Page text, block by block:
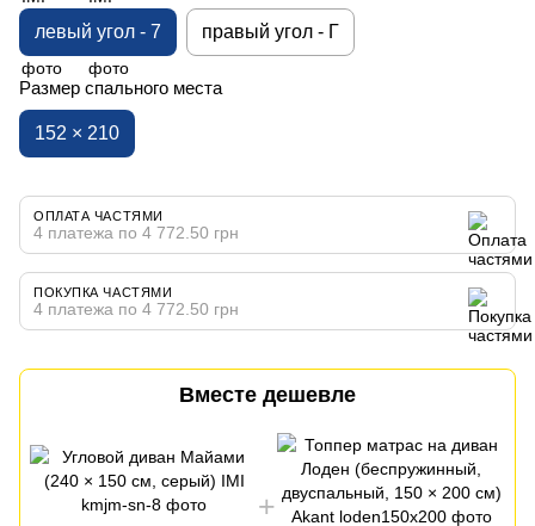
левый угол - 7 правый угол - Г
Размер спального места
152 × 210
ОПЛАТА ЧАСТЯМИ
4 платежа по 4 772.50 грн
ПОКУПКА ЧАСТЯМИ
4 платежа по 4 772.50 грн
Вместе дешевле